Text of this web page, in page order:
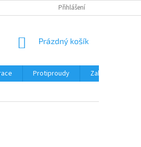
Přihlášení
NÁKUPNÍ
Prázdný košík
Protiproudy
Zakrytí bazénu